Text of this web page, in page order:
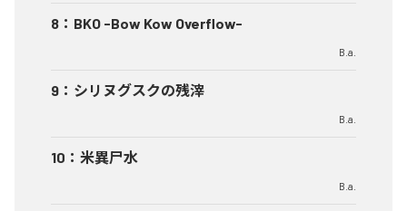
8 ： BKO -Bow Kow Overflow-
B.a.
9 ： シリヌグスクの残滓
B.a.
10 ： 米異尸水
B.a.